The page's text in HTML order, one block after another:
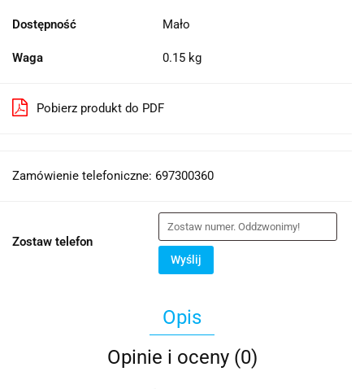
Dostępność Mało
Waga 0.15 kg
Pobierz produkt do PDF
Zamówienie telefoniczne: 697300360
Zostaw telefon
Wyślij
Opis
Opinie i oceny (0)